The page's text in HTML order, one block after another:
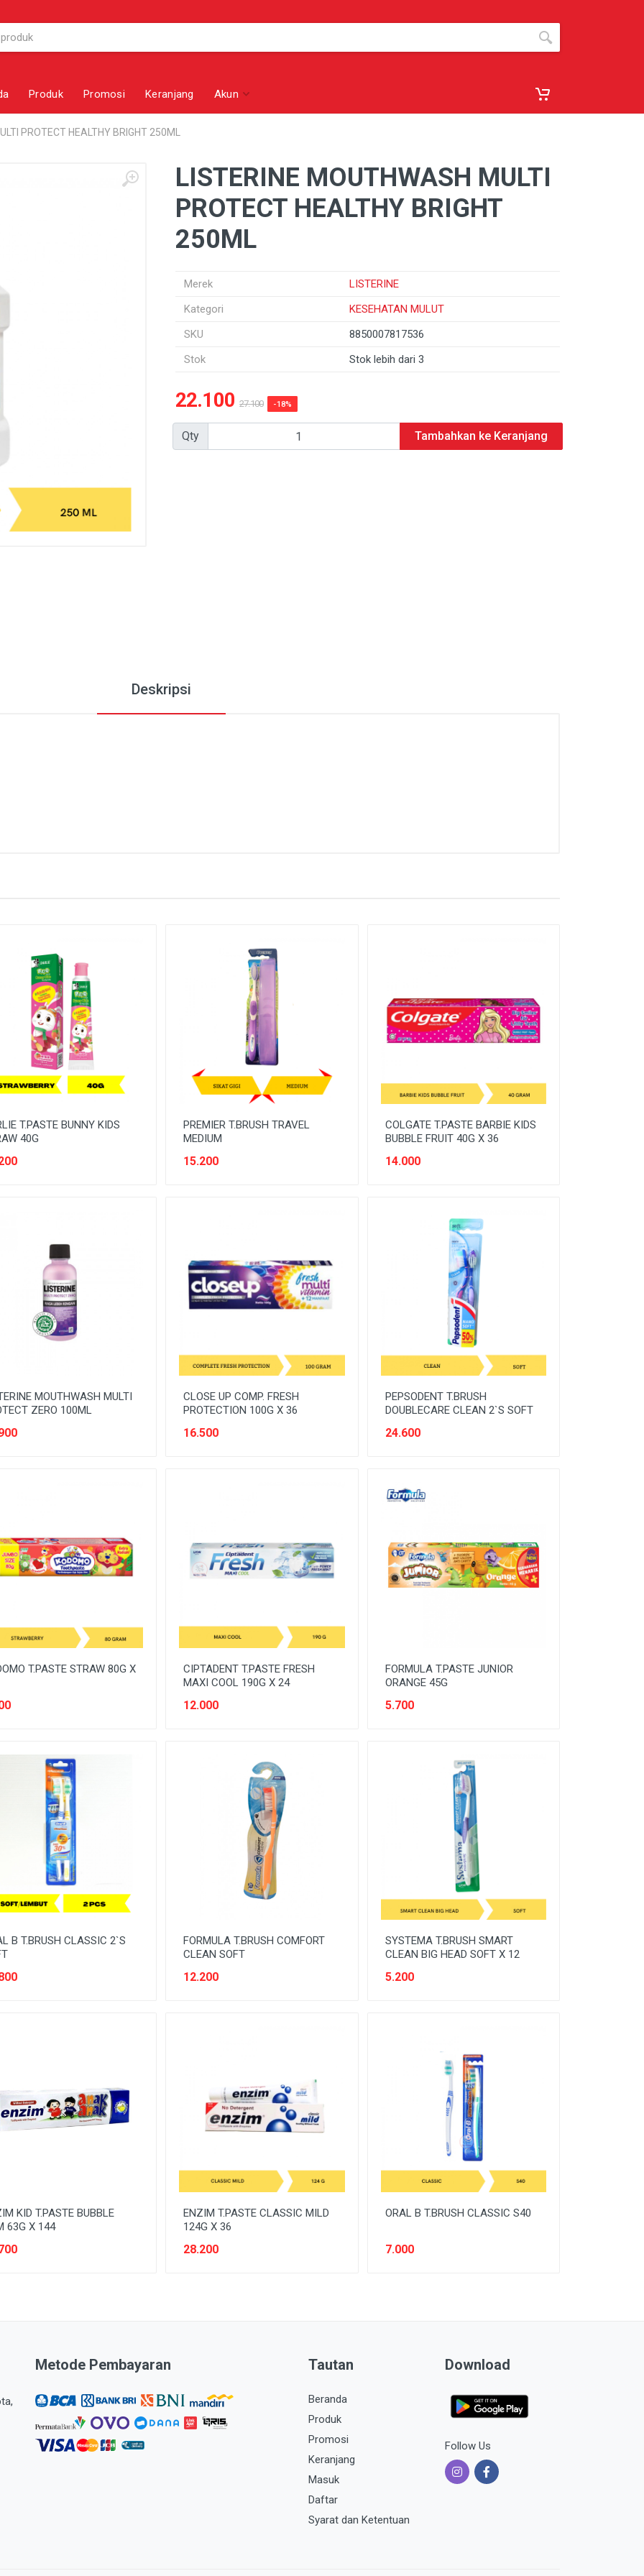
Produk Promosi Keranjang Akun
PROTECT HEALTHY BRIGHT 250ML
LISTERINE MOUTHWASH MULTI
PROTECT HEALTHY BRIGHT
250ML
Merek
LISTERINE
Kategori
KESEHATAN MULUT
SKU
8850007817536
Stok
Stok lebih dari 3
22.100 27.100 -18%
Qty Tambahkan ke Keranjang
Deskripsi
T.PASTE BUNNY KIDS
40G
PREMIER T.BRUSH TRAVEL
MEDIUM
15.200
COLGATE T.PASTE BARBIE KIDS
BUBBLE FRUIT 40G X 36
14.000
MOUTHWASH MULTI
ZERO 100ML
CLOSE UP COMP. FRESH
PROTECTION 100G X 36
16.500
PEPSODENT T.BRUSH
DOUBLECARE CLEAN 2`S SOFT
24.600
T.PASTE STRAW 80G X
CIPTADENT T.PASTE FRESH
MAXI COOL 190G X 24
12.000
FORMULA T.PASTE JUNIOR
ORANGE 45G
5.700
B T.BRUSH CLASSIC 2`S
FORMULA T.BRUSH COMFORT
CLEAN SOFT
12.200
SYSTEMA T.BRUSH SMART
CLEAN BIG HEAD SOFT X 12
5.200
KID T.PASTE BUBBLE
63G X 144
ENZIM T.PASTE CLASSIC MILD
124G X 36
28.200
ORAL B T.BRUSH CLASSIC S40
7.000
Metode Pembayaran Tautan
Beranda
Produk
Promosi
Keranjang
Masuk
Daftar
Syarat dan Ketentuan
Download
Follow Us